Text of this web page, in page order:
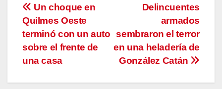
Navegación
de
entradas
Delincuentes
armados
sembraron el terror
en una heladería de
González Catán
Un choque en
Quilmes Oeste
terminó con un auto
sobre el frente de
una casa